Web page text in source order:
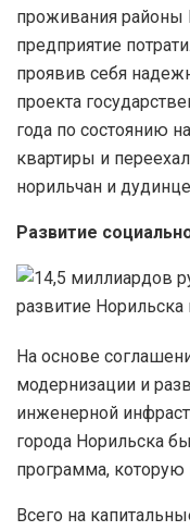
проживания районы
предприятие
проявив себя
проекта
года по состоянию
квартиры и
норильчан и
Развитие
На основе
модернизации и
инженерной
города Норильска
программа, которую
Всего на